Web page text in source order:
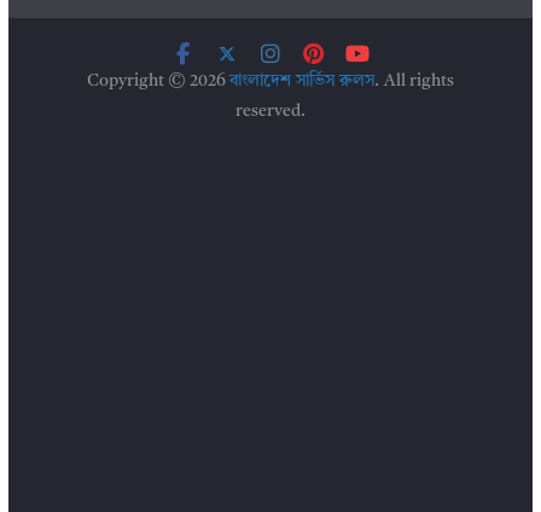
Copyright © 2026বাংলাদেশ সার্ভিস রুলস. All rights
reserved.